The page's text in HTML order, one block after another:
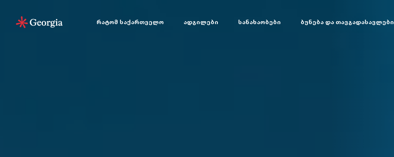
რატომ საქართველო ადგილები სანახაობები ბუნება და თავგადასავლები